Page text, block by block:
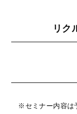
リク
※セミナー内容は